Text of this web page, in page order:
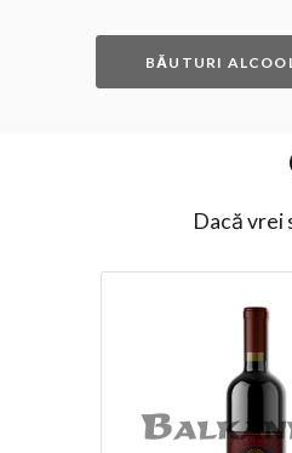
BĂUTURI
Dacă vrei